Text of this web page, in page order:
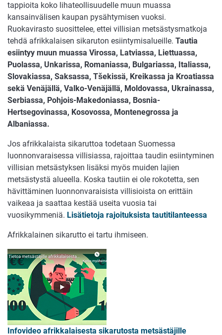
tappioita koko lihateollisuudelle muun muassa
kansainvälisen kaupan pysähtymisen vuoksi.
Ruokavirasto suosittelee, ettei villisian metsästysmatkoja
tehdä afrikkalaisen sikaruton esiintymisalueille. Tautia
esiintyy muun muassa Virossa, Latviassa, Liettuassa,
Puolassa, Unkarissa, Romaniassa, Bulgariassa, Italiassa,
Slovakiassa, Saksassa, Tšekissä, Kreikassa ja Kroatiassa
sekä Venäjällä, Valko-Venäjällä, Moldovassa, Ukrainassa,
Serbiassa, Pohjois-Makedoniassa, Bosnia-
Hertsegovinassa, Kosovossa, Montenegrossa ja
Albaniassa.
Jos afrikkalaista sikaruttoa todetaan Suomessa
luonnonvaraisessa villisiassa, rajoittaa taudin esiintyminen
villisian metsästyksen lisäksi myös muiden lajien
metsästystä alueella. Koska tautiin ei ole rokotetta, sen
hävittäminen luonnonvaraisista villisioista on erittäin
vaikeaa ja saattaa kestää useita vuosia tai
vuosikymmeniä. Lisätietoja rajoituksista tautitilanteessa
Afrikkalainen sikarutto ei tartu ihmiseen.
Infovideo afrikkalaisesta sikarutosta metsästäjille